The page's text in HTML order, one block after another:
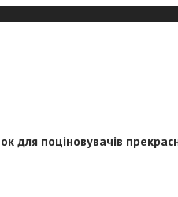
для поціновувачів